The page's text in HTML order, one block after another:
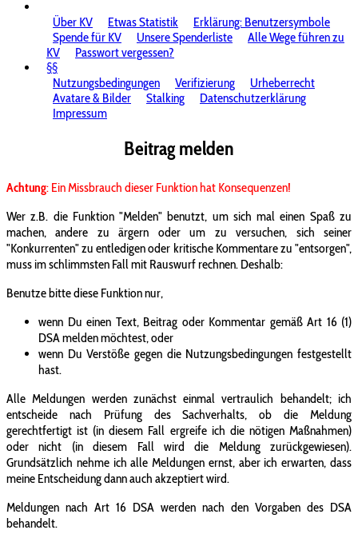
Über KV
Etwas Statistik
Erklärung: Benutzersymbole
Spende für KV
Unsere Spenderliste
Alle Wege führen zu
KV
Passwort vergessen?
§§
Nutzungsbedingungen
Verifizierung
Urheberrecht
Avatare & Bilder
Stalking
Datenschutzerklärung
Impressum
Beitrag melden
Achtung: Ein Missbrauch dieser Funktion hat Konsequenzen!
Wer z.B. die Funktion "Melden" benutzt, um sich mal einen Spaß zu
machen, andere zu ärgern oder um zu versuchen, sich seiner
"Konkurrenten" zu entledigen oder kritische Kommentare zu "entsorgen",
muss im schlimmsten Fall mit Rauswurf rechnen. Deshalb:
Benutze bitte diese Funktion nur,
wenn Du einen Text, Beitrag oder Kommentar gemäß Art 16 (1)
DSA melden möchtest, oder
wenn Du Verstöße gegen die Nutzungsbedingungen festgestellt
hast.
Alle Meldungen werden zunächst einmal vertraulich behandelt; ich
entscheide nach Prüfung des Sachverhalts, ob die Meldung
gerechtfertigt ist (in diesem Fall ergreife ich die nötigen Maßnahmen)
oder nicht (in diesem Fall wird die Meldung zurückgewiesen).
Grundsätzlich nehme ich alle Meldungen ernst, aber ich erwarten, dass
meine Entscheidung dann auch akzeptiert wird.
Meldungen nach Art 16 DSA werden nach den Vorgaben des DSA
behandelt.